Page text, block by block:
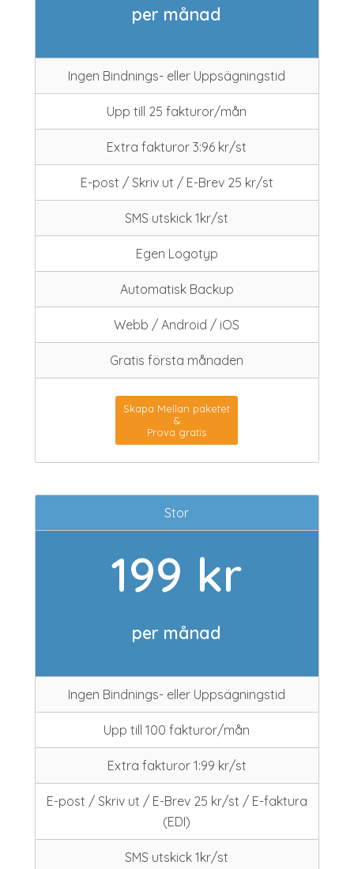
per månad
Ingen Bindnings- eller Uppsägningstid
Upp till 25 fakturor/mån
Extra fakturor 3:96 kr/st
E-post / Skriv ut / E-Brev 25 kr/st
SMS utskick 1kr/st
Egen Logotyp
Automatisk Backup
Webb / Android / iOS
Gratis första månaden
Skapa Mellan paketet
&
Prova gratis
Stor
199 kr
per månad
Ingen Bindnings- eller Uppsägningstid
Upp till 100 fakturor/mån
Extra fakturor 1:99 kr/st
E-post / Skriv ut / E-Brev 25 kr/st / E-faktura
(EDI)
SMS utskick 1kr/st